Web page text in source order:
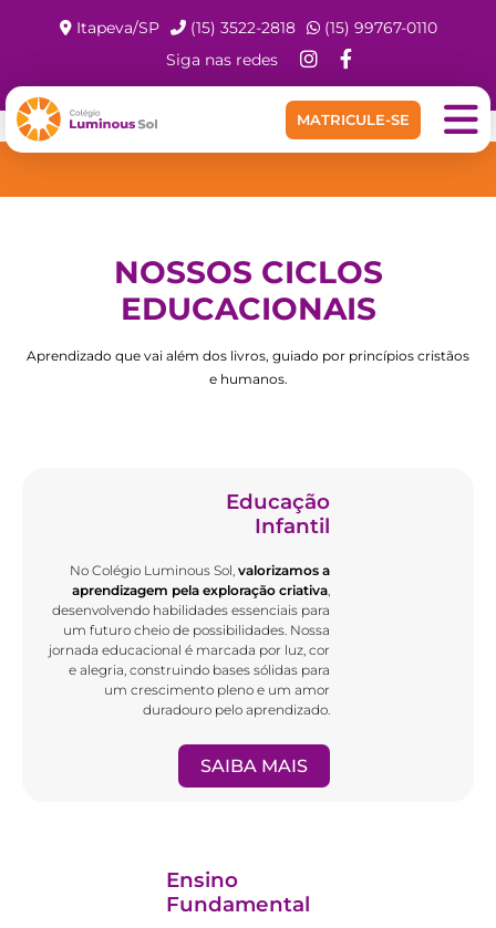
Itapeva/SP (15) 3522-2818
(15) 99767-0110
Siga nas redes
MATRICULE-SE
NOSSOS CICLOS
EDUCACIONAIS
Aprendizado que vai além dos livros, guiado por princípios cristãos
e humanos.
Educação
Infantil
No Colégio Luminous Sol, valorizamos a
aprendizagem pela exploração criativa,
desenvolvendo habilidades essenciais para
um futuro cheio de possibilidades. Nossa
jornada educacional é marcada por luz, cor
e alegria, construindo bases sólidas para
um crescimento pleno e um amor
duradouro pelo aprendizado.
SAIBA MAIS
Ensino
Fundamental